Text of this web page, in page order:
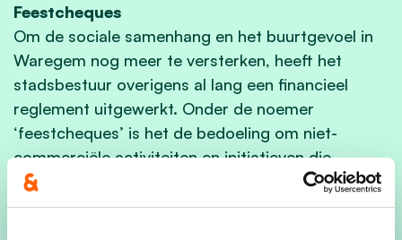
Feestcheques
Om de sociale samenhang en het buurtgevoel in
Waregem nog meer te versterken, heeft het
stadsbestuur overigens al lang een financieel
reglement uitgewerkt. Onder de noemer
‘feestcheques’ is het de bedoeling om niet-
commerciële activiteiten en initiatieven die
ontmoeting bevorderen te ondersteunen. Als er
aan de voorwaarden voldaan wordt, betaalt de